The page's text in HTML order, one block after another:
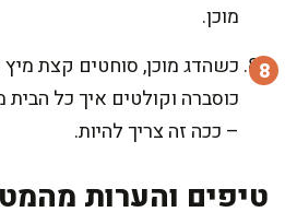
מוכן.
כשהדג מוכן, סוחטים קצת מיץ
כוסברה וקולטים איך כל
– ככה זה צריך להיות.
טיפים והערות